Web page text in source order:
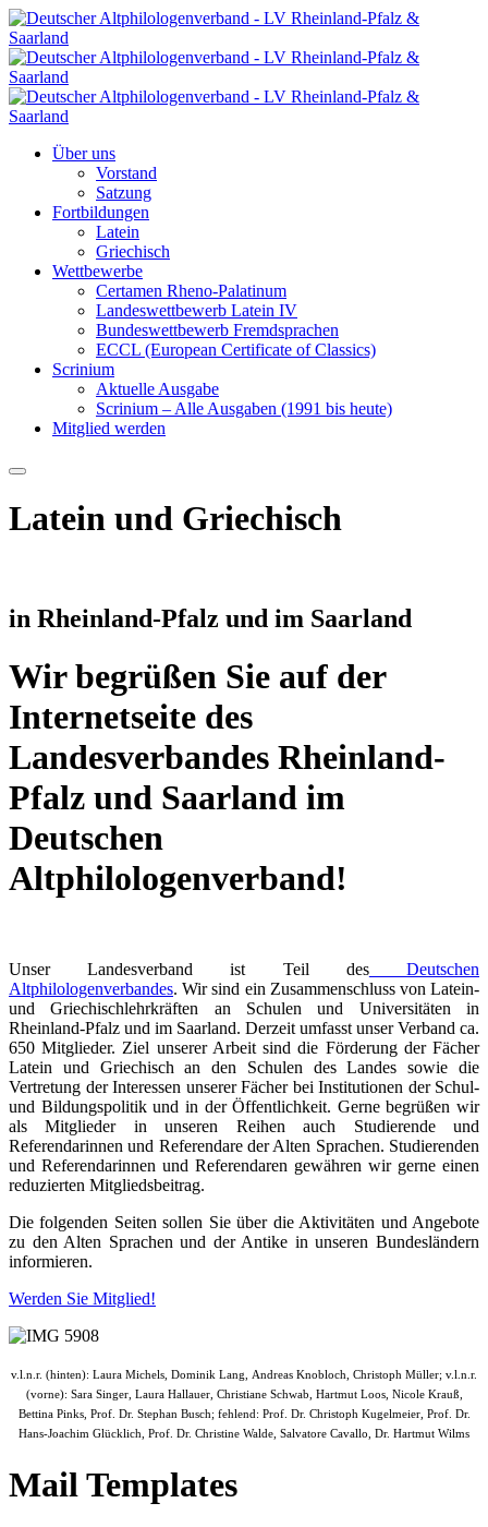
Über uns
Vorstand
Satzung
Fortbildungen
Latein
Griechisch
Wettbewerbe
Certamen Rheno-Palatinum
Landeswettbewerb Latein IV
Bundeswettbewerb Fremdsprachen
ECCL (European Certificate of Classics)
Scrinium
Aktuelle Ausgabe
Scrinium – Alle Ausgaben (1991 bis heute)
Mitglied werden
Latein und Griechisch
in Rheinland-Pfalz und im Saarland
Wir begrüßen Sie auf der
Internetseite des
Landesverbandes Rheinland-
Pfalz und Saarland im
Deutschen
Altphilologenverband!
Unser Landesverband ist Teil desDeutschen
Altphilologenverbandes. Wir sind ein Zusammenschluss von Latein-
und Griechischlehrkräften an Schulen und Universitäten in
Rheinland-Pfalz und im Saarland. Derzeit umfasst unser Verband ca.
650 Mitglieder. Ziel unserer Arbeit sind die Förderung der Fächer
Latein und Griechisch an den Schulen des Landes sowie die
Vertretung der Interessen unserer Fächer bei Institutionen der Schul-
und Bildungspolitik und in der Öffentlichkeit. Gerne begrüßen wir
als Mitglieder in unseren Reihen auch Studierende und
Referendarinnen und Referendare der Alten Sprachen. Studierenden
und Referendarinnen und Referendaren gewähren wir gerne einen
reduzierten Mitgliedsbeitrag.
Die folgenden Seiten sollen Sie über die Aktivitäten und Angebote
zu den Alten Sprachen und der Antike in unseren Bundesländern
informieren.
Werden Sie Mitglied!
v.l.n.r. (hinten): Laura Michels, Dominik Lang, Andreas Knobloch, Christoph Müller; v.l.n.r.
(vorne): Sara Singer, Laura Hallauer, Christiane Schwab, Hartmut Loos, Nicole Krauß,
Bettina Pinks, Prof. Dr. Stephan Busch; fehlend: Prof. Dr. Christoph Kugelmeier, Prof. Dr.
Hans-Joachim Glücklich,
Prof. Dr. Christine Walde, Salvatore Cavallo, Dr. Hartmut Wilms
Mail Templates